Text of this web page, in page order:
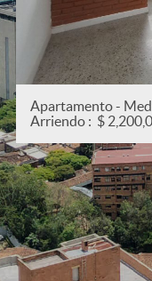
Apartamento -
Arriendo : $